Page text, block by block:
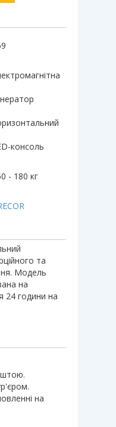
консоль
- 180 кг
та
Модель
на
24 години на
на